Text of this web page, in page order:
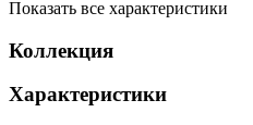
Показать все характеристики
Коллекция
Характеристики